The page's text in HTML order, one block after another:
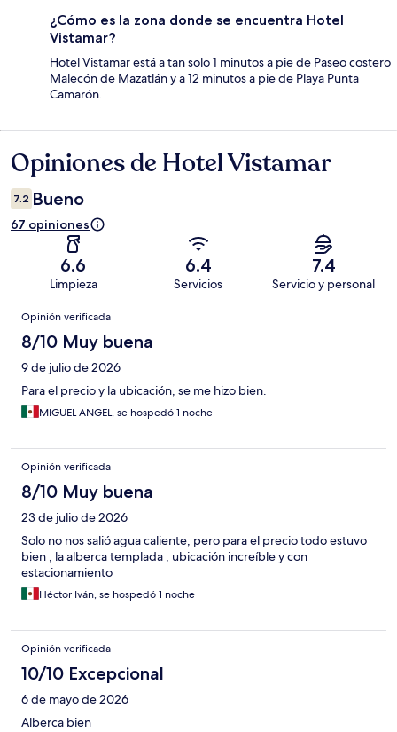
¿Cómo es la zona donde se encuentra Hotel
Vistamar?
Hotel Vistamar está a tan solo 1 minutos a pie de Paseo costero
Malecón de Mazatlán y a 12 minutos a pie de Playa Punta
Camarón.
Opiniones
Opiniones de Hotel Vistamar
7.2 Bueno
67 opiniones
6.6
Limpieza
6.4
Servicios
7.4
Servicio y personal
Opiniones
Opinión verificada
8/10 Muy buena
9 de julio de 2026
Para el precio y la ubicación, se me hizo bien.
MIGUEL ANGEL, se hospedó 1 noche
Opinión verificada
8/10 Muy buena
23 de julio de 2026
Solo no nos salió agua caliente, pero para el precio todo estuvo
bien , la alberca templada , ubicación increíble y con
estacionamiento
Héctor Iván, se hospedó 1 noche
Opinión verificada
10/10 Excepcional
6 de mayo de 2026
Alberca bien